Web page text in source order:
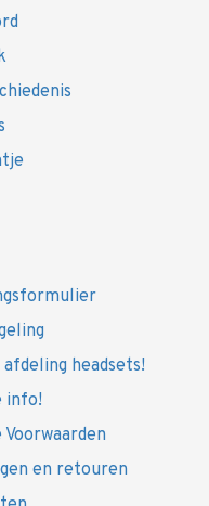
headsets!
info!
en retouren